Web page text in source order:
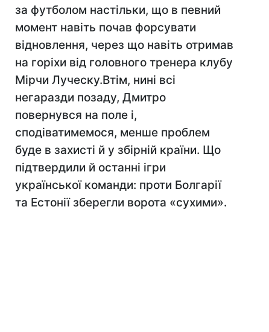
за футболом настільки, що в певний
момент навіть почав форсувати
відновлення, через що навіть отримав
на горіхи від головного тренера клубу
Мірчи Луческу.Втім, нині всі
негаразди позаду, Дмитро
повернувся на поле і,
сподіватимемося, менше проблем
буде в захисті й у збірній країни. Що
підтвердили й останні ігри
української команди: проти Болгарії
та Естонії зберегли ворота «сухими».